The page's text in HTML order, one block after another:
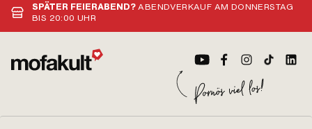
SPÄTER FEIERABEND?ABENDVERKAUF AM DONNERSTAG
BIS 20:00 UHR